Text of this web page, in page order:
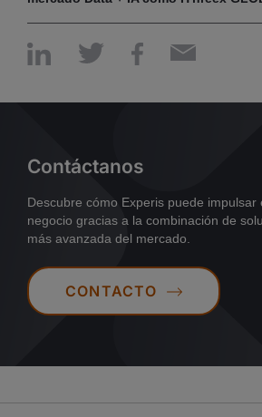
Contáctanos
Descubre cómo Experis puede impulsar
negocio gracias a la combinación de
más avanzada del mercado.
CONTACTO